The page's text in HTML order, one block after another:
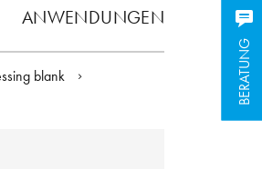
ANWENDUNGEN
BERATUNG
BERATUNG
blank